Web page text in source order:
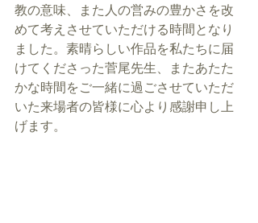
教の意味、また人の営みの豊かさを改
めて考えさせていただける時間となり
ました。素晴らしい作品を私たちに届
けてくださった菅尾先生、またあたた
かな時間をご一緒に過ごさせていただ
いた来場者の皆様に心より感謝申し上
げます。